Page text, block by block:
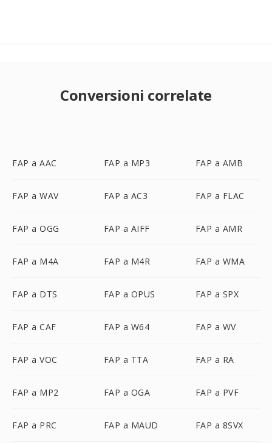
Conversioni correlate
FAP a AAC FAP a MP3 FAP a AMB
FAP a WAV FAP a AC3 FAP a FLAC
FAP a OGG FAP a AIFF FAP a AMR
FAP a M4A FAP a M4R FAP a WMA
FAP a DTS FAP a OPUS FAP a SPX
FAP a CAF FAP a W64 FAP a WV
FAP a VOC FAP a TTA FAP a RA
FAP a MP2 FAP a OGA FAP a PVF
FAP a PRC FAP a MAUD FAP a 8SVX